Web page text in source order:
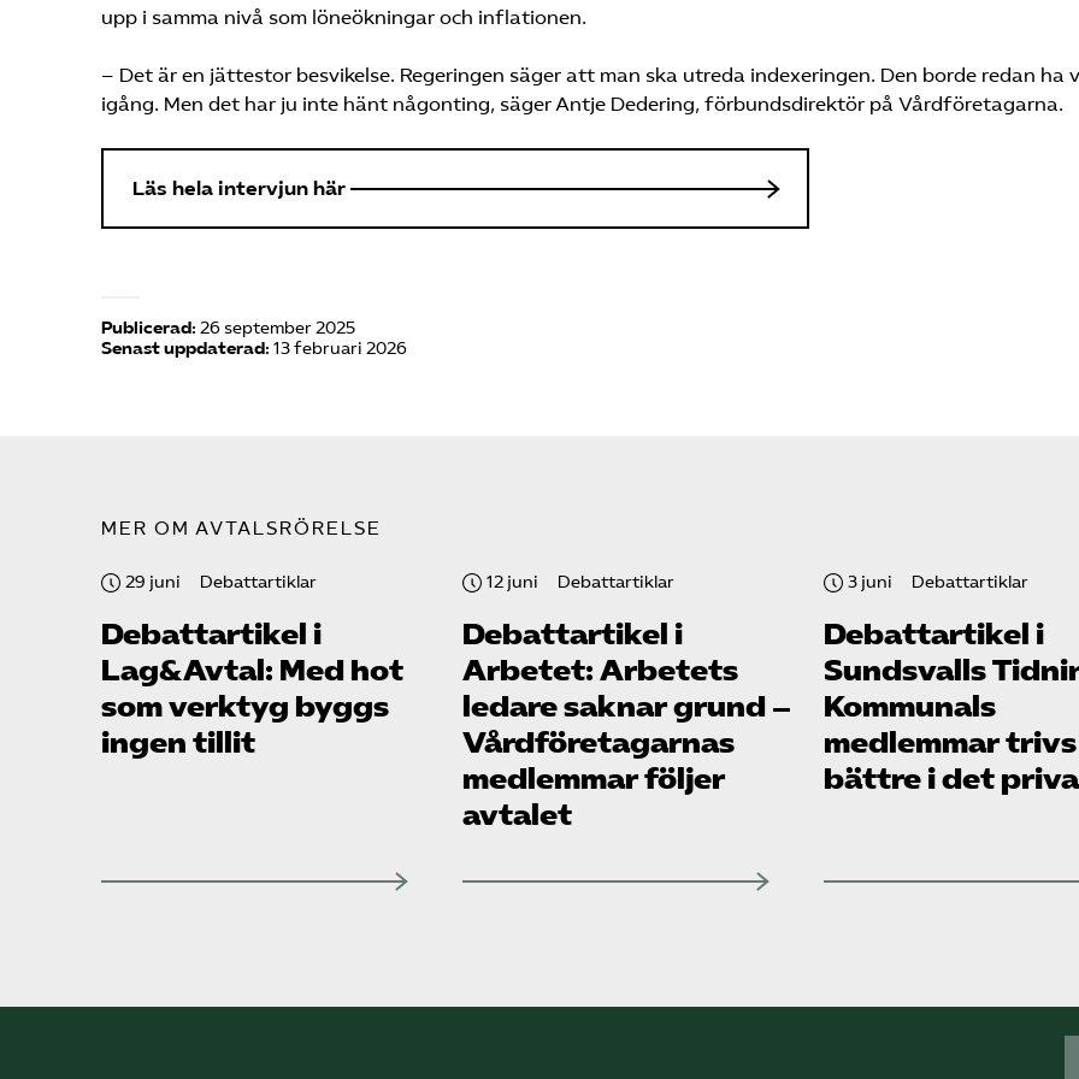
upp i samma nivå som löneökningar och inflationen.
– Det är en jättestor besvikelse. Regeringen säger att man ska utreda indexeringen. Den borde redan ha
igång. Men det har ju inte hänt någonting, säger Antje Dedering, förbundsdirektör på Vårdföretagarna.
Läs hela intervjun här
Publicerad: 26 september 2025
Senast uppdaterad: 13 februari 2026
MER OM AVTALSRÖRELSE
29 juni Debattartiklar
Debattartikel i
Lag&Avtal: Med hot
som verktyg byggs
ingen tillit
12 juni Debattartiklar
Debattartikel i
Arbetet: Arbetets
ledare saknar grund –
Vård­företagarnas
medlemmar följer
avtalet
3 juni Debattartiklar
Debattartikel i
Sundsvalls
Kommunals
medlemmar trivs
bättre i det